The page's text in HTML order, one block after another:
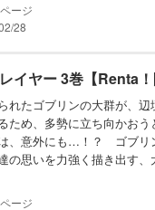
28
イヤー 3巻【Renta！
れたゴブリンの大群が、
ため、多勢に立ち向かお
、意外にも…！？ ゴブリ
の思いを力強く描き出す